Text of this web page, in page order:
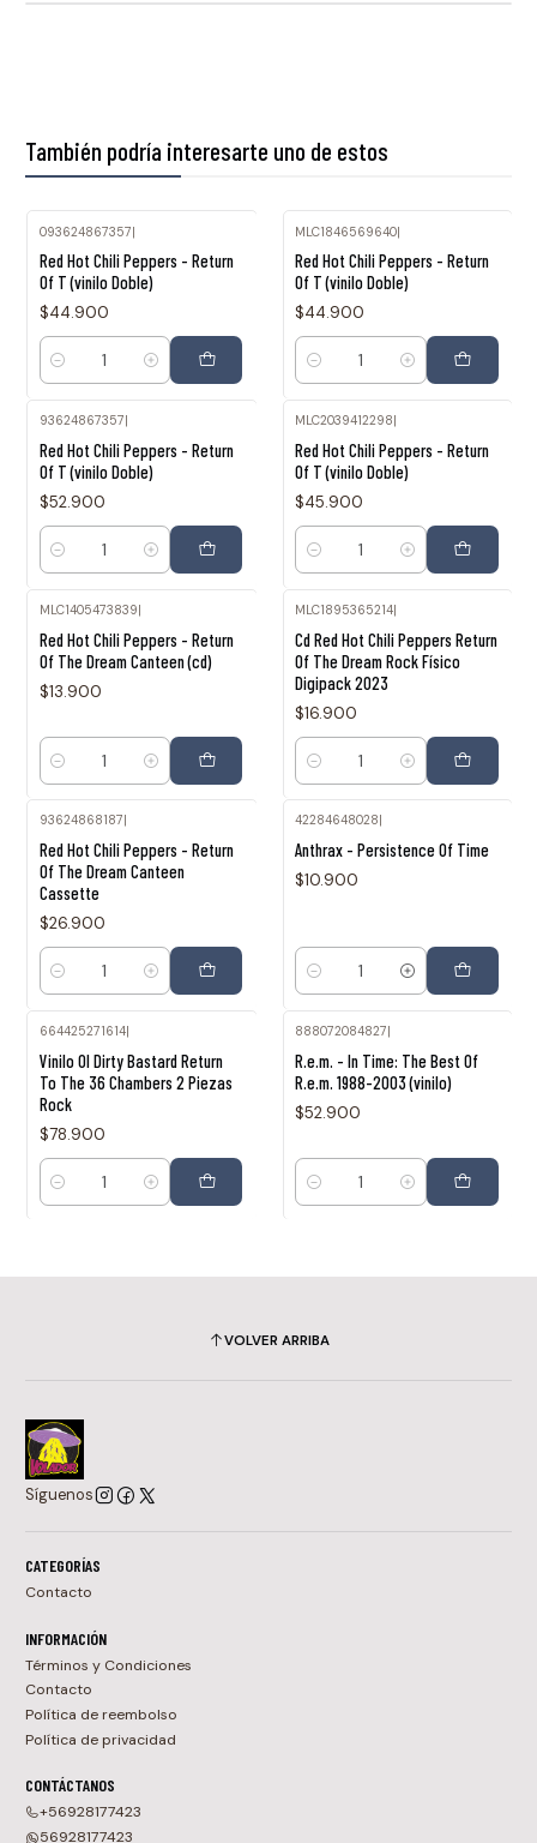
También podría interesarte uno de estos
093624867357|
Red Hot Chili Peppers - Return
Of T (vinilo Doble)
$44.900
Cantidad
MLC1846569640|
Red Hot Chili Peppers - Return
Of T (vinilo Doble)
$44.900
Cantidad
93624867357
Red Hot Chili Peppers - Return
Of T (vinilo Doble)
$52.900
Cantidad
MLC2039412298
Red Hot Chili Peppers - Return
Of T (vinilo Doble)
$45.900
Cantidad
MLC1405473839|
Red Hot Chili Peppers - Return
Of The Dream Canteen (cd)
$13.900
Cantidad
MLC1895365214|
Cd Red Hot Chili Peppers Return
Of The Dream Rock Físico
Digipack 2023
$16.900
Cantidad
93624868187
Red Hot Chili Peppers - Return
Of The Dream Canteen
Cassette
$26.900
Cantidad
42284648028
Anthrax - Persistence Of Time
$10.900
Cantidad
664425271614|
Vinilo Ol Dirty Bastard Return
To The 36 Chambers 2 Piezas
Rock
$78.900
Cantidad
888072084827|
R.e.m. - In Time: The Best Of
R.e.m. 1988-2003 (vinilo)
$52.900
Cantidad
VOLVER ARRIBA
Síguenos
CATEGORÍAS
Contacto
INFORMACIÓN
Términos y Condiciones
Contacto
Política de reembolso
Política de privacidad
CONTÁCTANOS
+56928177423
56928177423